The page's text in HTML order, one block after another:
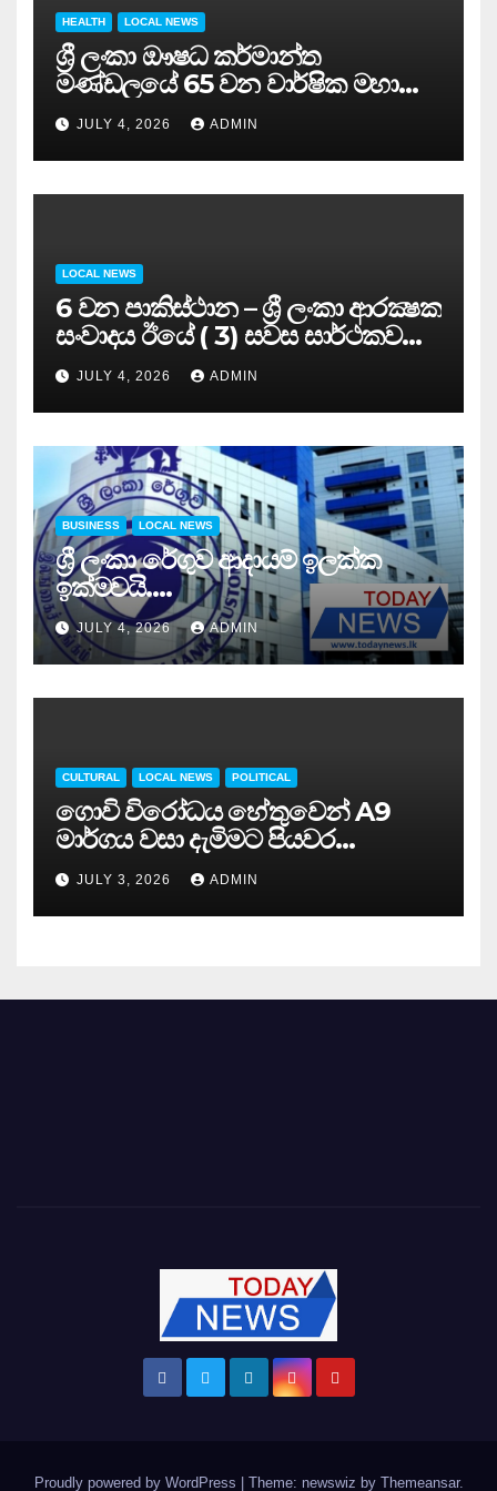
HEALTH LOCAL NEWS
ශ්‍රී ලංකා ඖෂධ කර්මාන්ත
මණ්ඩලයේ 65 වන වාර්ෂික මහා
සමුළුව සෞඛ්‍ය නියෝජ්‍ය
අමාත්‍යවරයාගේ ප්‍රධානත්වයෙන්……
JULY 4, 2026 ADMIN
LOCAL NEWS
6 වන පාකිස්ථාන – ශ්‍රී ලංකා ආරක්‍ෂක
සංවාදය ඊයේ ( 3) සවස සාර්ථකව
අවසන් කරයි..
JULY 4, 2026 ADMIN
BUSINESS LOCAL NEWS
ශ්‍රී ලංකා රේගුව ආදායම් ඉලක්ක
ඉක්මවයි….
JULY 4, 2026 ADMIN
CULTURAL LOCAL NEWS POLITICAL
ගොවි විරෝධය හේතුවෙන් A9
මාර්ගය වසා දැමිමට පියවර…
JULY 3, 2026 ADMIN
Proudly powered by WordPress | Theme: newswiz by Themeansar.